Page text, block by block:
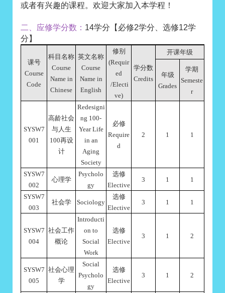
或者有兴趣的课程。欢迎大家加入本学程！
二、应修学分数： 14学分【必修2学分、选修12学
分】
课号
Course
Code
科目名称
Course
Name in
Chinese
英文名称
Course
Name in
English
修别
(Requir
ed
/Electi
ve)
学分数
Credits
开课年级
年级
Grades
学期
Semeste
r
SYSW7
001
高龄社会
与人生
100再设
计
Redesigni
ng 100-
Year Life
in an
Aging
Society
必修
Require
d
2 1 1
SYSW7
002
心理学
Psycholo
gy
选修
Elective
3 1 1
SYSW7
003
社会学 Sociology
选修
Elective
3 1 1
SYSW7
004
社会工作
概论
Introducti
on to
Social
Work
选修
Elective
3 1 2
SYSW7
005
社会心理
学
Social
Psycholo
gy
选修
Elective
3 1 2